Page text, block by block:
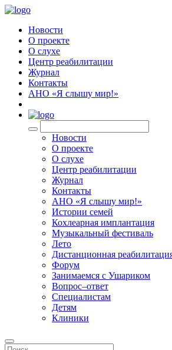
Новости
О проекте
О слухе
Центр реабилитации
Журнал
Контакты
АНО «Я слышу мир!»
Новости
О проекте
О слухе
Центр реабилитации
Журнал
Контакты
АНО «Я слышу мир!»
Истории семей
Кохлеарная имплантация
Музыкальный фестиваль
Лето
Дистанционная
Форум
Занимаемся с Ушариком
Вопрос–ответ
Специалистам
Детям
Клиники